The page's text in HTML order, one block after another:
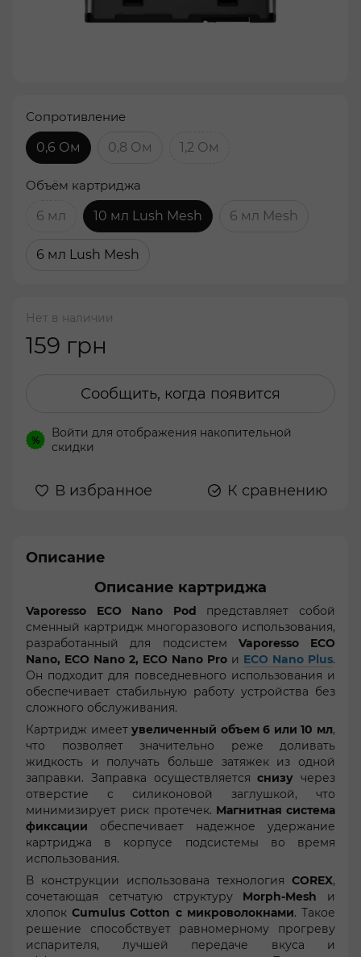
Сопротивление
0,6 Ом
0,8 Ом 1,2 Ом
Объём картриджа
6 мл
10 мл Lush Mesh 6 мл Mesh
6 мл Lush Mesh
Нет в наличии
159 грн
Сообщить, когда появится
% Войти для отображения накопительной
скидки
В избранное К сравнению
Описание
Описание картриджа
Vaporesso ECO Nano Pod
представляет собой
сменный картридж многоразового использования,
разработанный для подсистем Vaporesso ECO
Nano, ECO Nano 2, ECO Nano Pro и ECO Nano Plus.
Он подходит для повседневного использования и
обеспечивает стабильную работу устройства без
сложного обслуживания.
Картридж имеетувеличенный объем 6 или 10 мл,
что позволяет значительно реже доливать
жидкость и получать больше затяжек из одной
заправки. Заправка осуществляетсяснизу через
отверстие с силиконовой заглушкой, что
минимизирует риск протечек. Магнитная система
фиксации обеспечивает надежное удержание
картриджа в корпусе подсистемы во время
использования.
В конструкции использована технология COREX,
сочетающая сетчатую структуру Morph-Mesh и
хлопокCumulus Cotton с микроволокнами. Такое
решение способствует равномерному прогреву
испарителя, лучшей передаче вкуса и